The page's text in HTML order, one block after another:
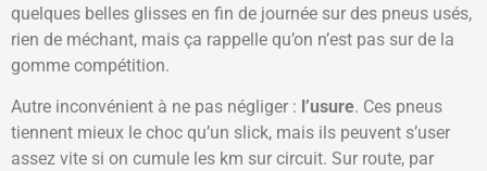
quelques belles glisses en fin de journée sur des pneus usés,
rien de méchant, mais ça rappelle qu’on n’est pas sur de la
gomme compétition.
Autre inconvénient à ne pas négliger : l’usure. Ces pneus
tiennent mieux le choc qu’un slick, mais ils peuvent s’user
assez vite si on cumule les km sur circuit. Sur route, par